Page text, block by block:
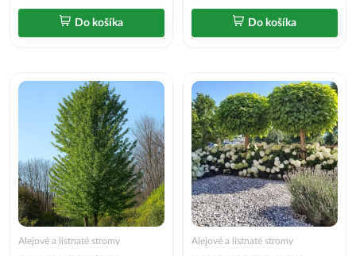
Do košíka Do košíka
Alejové a listnaté stromy Alejové a listnaté stromy